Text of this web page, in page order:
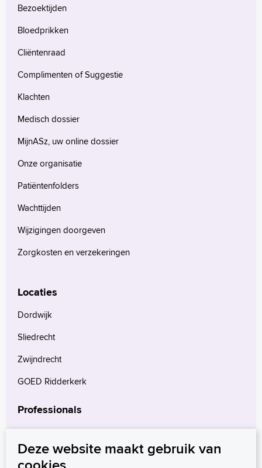
Bezoektijden
Bloedprikken
Cliëntenraad
Complimenten of Suggestie
Klachten
Medisch dossier
MijnASz, uw online dossier
Onze organisatie
Patiëntenfolders
Wachttijden
Wijzigingen doorgeven
Zorgkosten en verzekeringen
Locaties
Dordwijk
Sliedrecht
Zwijndrecht
GOED Ridderkerk
Professionals
Verwijzers
Wetenschappelijk onderzoek
Deze website maakt gebruik van